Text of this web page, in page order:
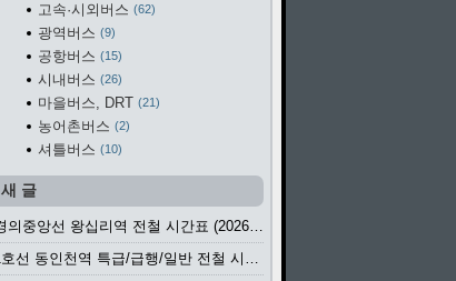
고속·시외버스 62
광역버스 9
공항버스 15
시내버스 26
마을버스, DRT 21
농어촌버스 2
셔틀버스 10
새 글
경의중앙선 왕십리역 전철 시간표 (2026.4.20~)
1호선 동인천역 특급/급행/일반 전철 시간표 (2026.2.28~)